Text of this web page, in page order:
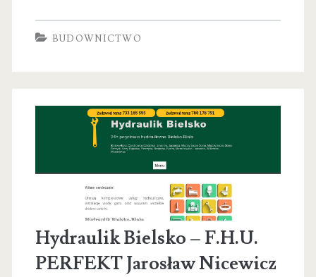
BUDOWNICTWO
Hydraulik Bielsko – F.H.U.
PERFEKT Jarosław Nicewicz